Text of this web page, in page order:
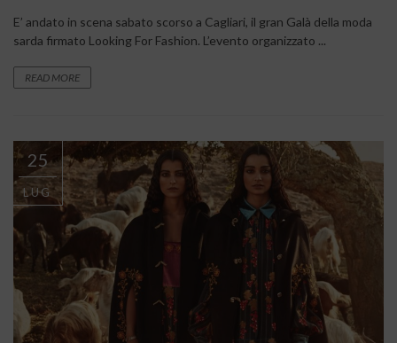
E’ andato in scena sabato scorso a Cagliari, il gran Galà della moda
sarda firmato Looking For Fashion. L’evento organizzato ...
READ MORE
25
LUG